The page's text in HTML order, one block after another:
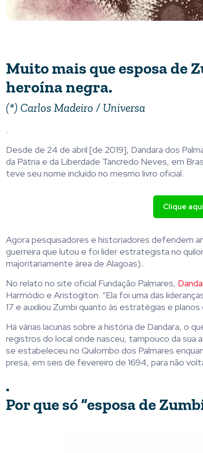
Muito mais que esposa de
heroína negra.
(*) Carlos Madeiro / Universa
.
Desde de 24 de abril [de 2019], Dandara dos
da Pátria e da Liberdade Tancredo Neves, em
teve seu nome incluído no mesmo livro oficial.
Clique
Agora pesquisadores e historiadores defendem
guerreira que lutou e foi líder estrategista no
majoritariamente área de Alagoas)..
No relato no site oficial Fundação Palmares,
Harmódio e Aristogíton. “Ela foi uma das
17 e auxiliou Zumbi quanto às estratégias e
Há várias lacunas sobre a história de Dandara, o
registros do local onde nasceu, tampouco da sua
se estabeleceu no Quilombo dos Palmares
presa, em seis de fevereiro de 1694, para não
.
Por que só “esposa de